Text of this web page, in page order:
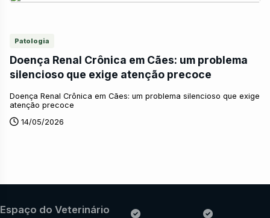
Patologia
Doença Renal Crônica em Cães: um problema
silencioso que exige atenção precoce
Doença Renal Crônica em Cães: um problema silencioso que exige
atenção precoce
14/05/2026
Espaço do Veterinário